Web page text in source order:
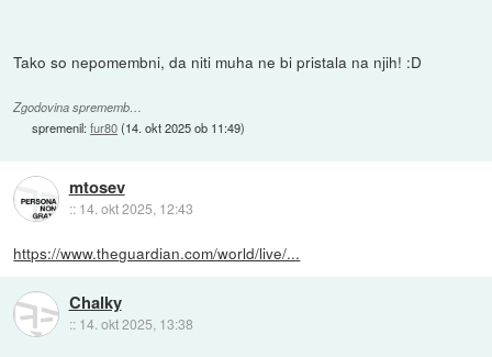
Tako so nepomembni, da niti muha ne bi pristala na njih! :D
Zgodovina sprememb…
spremenil:fur80(14. okt 2025 ob 11:49)
mtosev
:: 14. okt 2025, 12:43
https://www.theguardian.com/world/live/...
Chalky
:: 14. okt 2025, 13:38